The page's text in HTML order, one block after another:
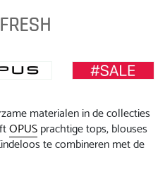
materialen in de collecties
OPUSprachtige tops, blouses
te combineren met de